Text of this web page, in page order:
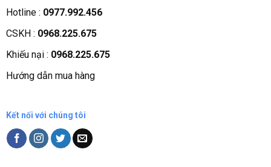
Tầm nhìn sứ mệnh
Quá trình phát triển
Các chứng nhận
Liên hệ, góp ý
Hotline : 0977.992.456
CSKH : 0968.225.675
Khiếu nại : 0968.225.675
Hướng dẫn mua hàng
Kết nối với chúng tôi